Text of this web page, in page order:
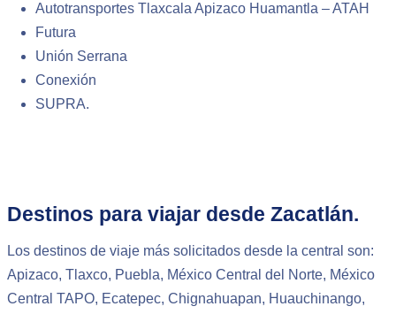
Autotransportes Tlaxcala Apizaco Huamantla – ATAH
Futura
Unión Serrana
Conexión
SUPRA.
Destinos para viajar desde Zacatlán.
Los destinos de viaje más solicitados desde la central son:
Apizaco, Tlaxco, Puebla, México Central del Norte, México
Central TAPO, Ecatepec, Chignahuapan, Huauchinango,